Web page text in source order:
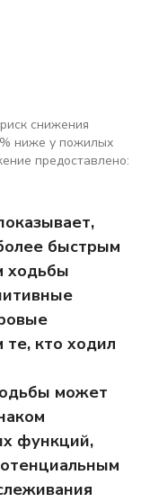
снижения
ниже у пожилых
предоставлено:
быстрым
ходьбы
те, кто ходил
может
функций,